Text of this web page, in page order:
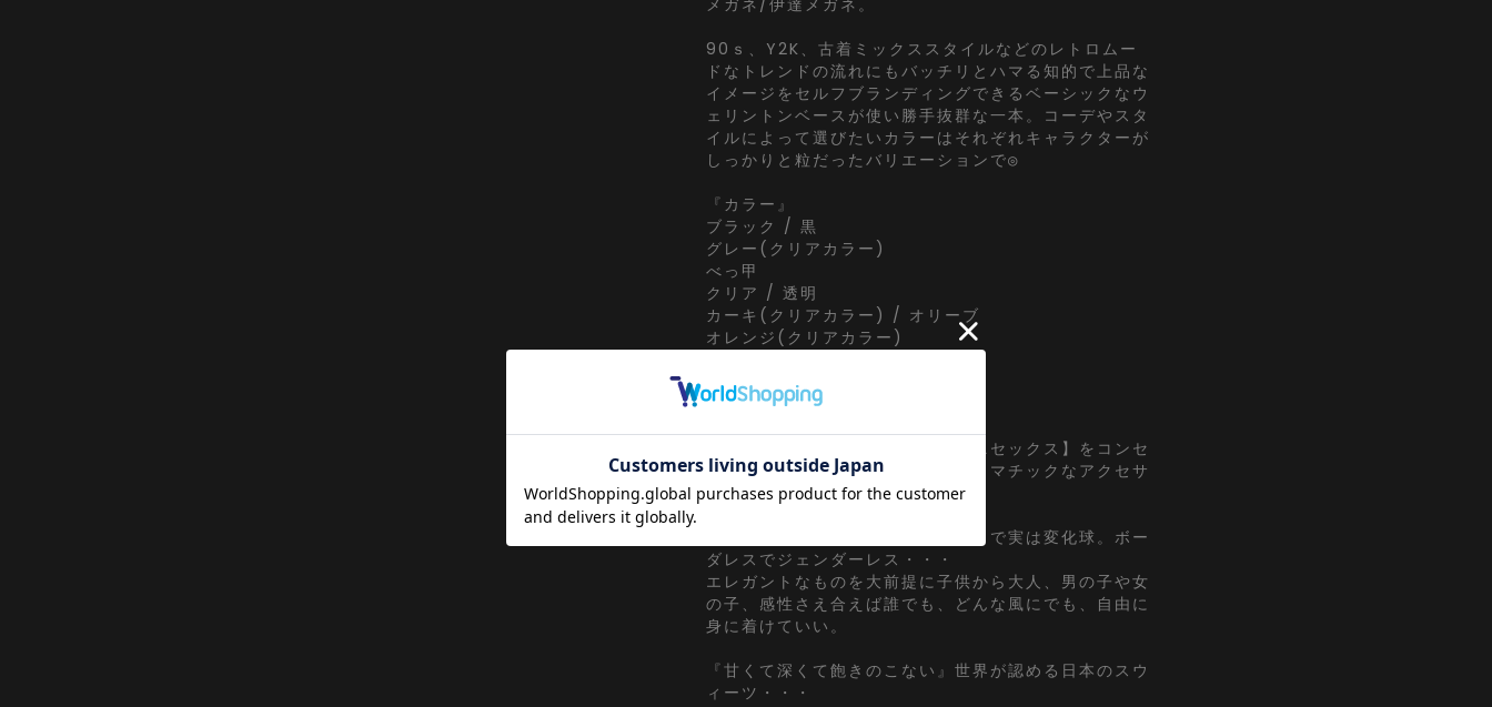
メガネ/伊達メガネ。
90ｓ、Y2K、古着ミックススタイルなどのレトロムー
ドなトレンドの流れにもバッチリとハマる知的で上品な
イメージをセルフブランディングできるベーシックなウ
ェリントンベースが使い勝手抜群な一本。コーデやスタ
イルによって選びたいカラーはそれぞれキャラクターが
しっかりと粒だったバリエーションで◎
『カラー』
ブラック / 黒
グレー(クリアカラー)
べっ甲
クリア / 透明
カーキ(クリアカラー) / オリーブ
オレンジ(クリアカラー)
【an meets zakka】
アンコロックとしての視点で【ユニセックス】をコンセ
プトに世界中からセレクトしたドラマチックなアクセサ
リー。
ヘンテコで可愛らしい。直球なようで実は変化球。ボー
ダレスでジェンダーレス・・・
エレガントなものを大前提に子供から大人、男の子や女
の子、感性さえ合えば誰でも、どんな風にでも、自由に
身に着けていい。
『甘くて深くて飽きのこない』世界が認める日本のスウ
ィーツ・・・